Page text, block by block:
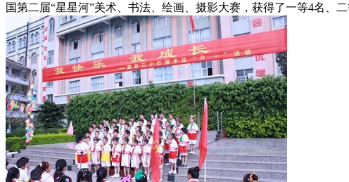
国第二届“星星河”美术、书法、绘画、摄影大赛，获得了一等4名、